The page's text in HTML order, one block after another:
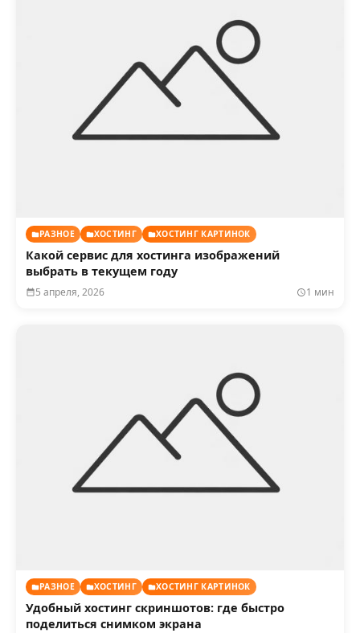
РАЗНОЕ ХОСТИНГ ХОСТИНГ КАРТИНОК
Какой сервис для хостинга изображений
выбрать в текущем году
5 апреля, 2026 1 мин
РАЗНОЕ ХОСТИНГ ХОСТИНГ КАРТИНОК
Удобный хостинг скриншотов: где быстро
поделиться снимком экрана